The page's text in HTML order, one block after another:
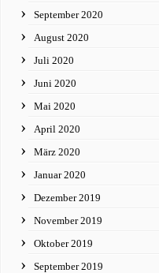
September 2020
August 2020
Juli 2020
Juni 2020
Mai 2020
April 2020
März 2020
Januar 2020
Dezember 2019
November 2019
Oktober 2019
September 2019